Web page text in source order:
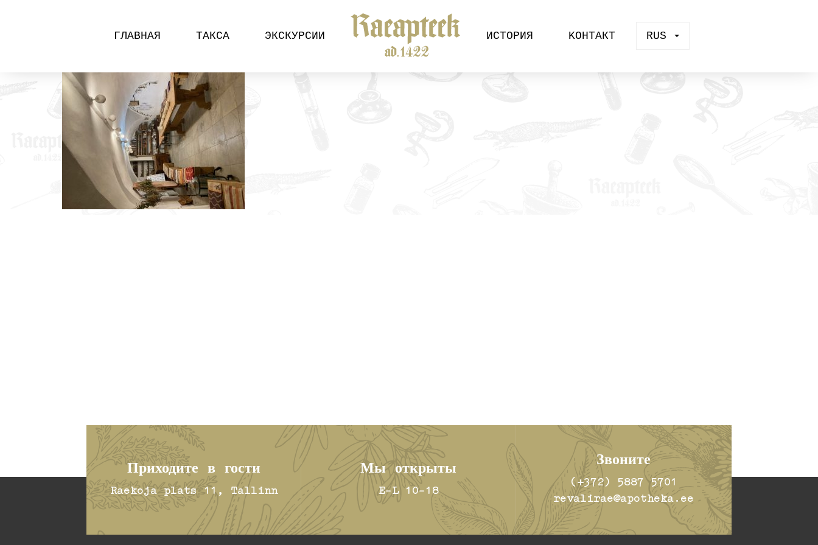
ГЛАВНАЯ ТАКСА ЭКСКУРСИИ ИСТОРИЯ KOНТАКТ RUS
Приходите в гости
Raekoja plats 11, Tallinn
Мы открыты
E-L 10-18
Звоните
(+372) 5887 5701
revalirae@apotheka.ee